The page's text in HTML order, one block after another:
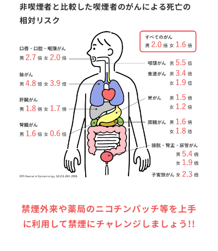
非喫煙者と比較した喫煙者のがんによる死亡の
相対リスク
禁煙外来や薬局のニコチンパッチ等を上手
に利用して禁煙にチャレンジしましょう!!